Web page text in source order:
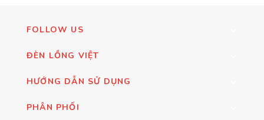
FOLLOW US
ĐÈN LỒNG VIỆT
HƯỚNG DẪN SỬ DỤNG
PHÂN PHỐI